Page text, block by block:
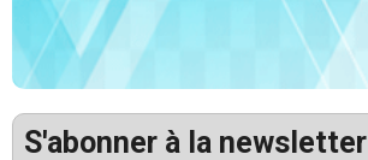
S'abonner à la newsletter